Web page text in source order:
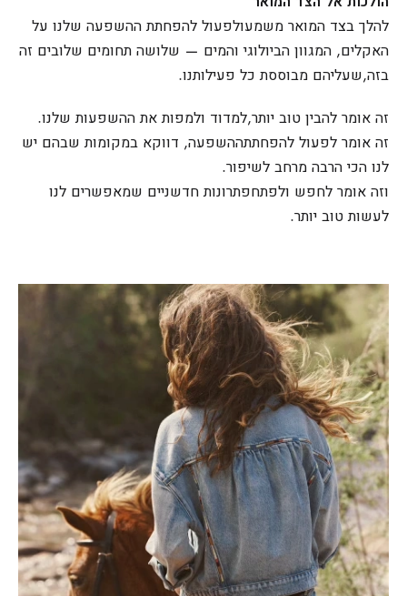
להלך בצד המואר משמעולפעול להפחתת ההשפעה שלנו על
האקלים, המגוון הביולוגי והמים — שלושה תחומים שלובים זה
בזה,שעליהם מבוססת כל פעילותנו.
זה אומר להבין טוב יותר,למדוד ולמפות את ההשפעות שלנו.
זה אומר לפעול להפחתתההשפעה, דווקא במקומות שבהם יש
לנו הכי הרבה מרחב לשיפור.
וזה אומר לחפש ולפתחפתרונות חדשניים שמאפשרים לנו
לעשות טוב יותר.